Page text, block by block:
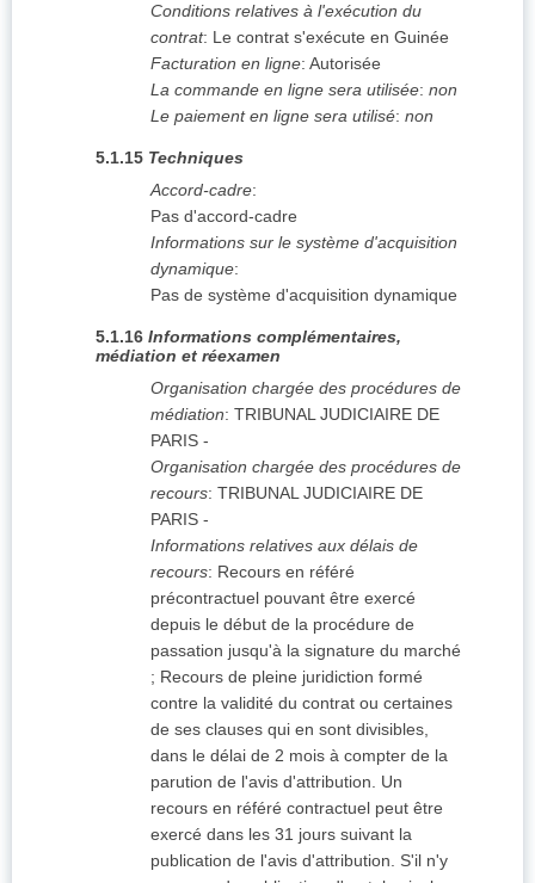
Conditions relatives à l'exécution du
contrat: Le contrat s'exécute en Guinée
Facturation en ligne: Autorisée
La commande en ligne sera utilisée: non
Le paiement en ligne sera utilisé: non
5.1.15 Techniques
Accord-cadre:
Pas d'accord-cadre
Informations sur le système d'acquisition
dynamique:
Pas de système d'acquisition dynamique
5.1.16 Informations complémentaires,
médiation et réexamen
Organisation chargée des procédures de
médiation: TRIBUNAL JUDICIAIRE DE
PARIS -
Organisation chargée des procédures de
recours: TRIBUNAL JUDICIAIRE DE
PARIS -
Informations relatives aux délais de
recours: Recours en référé
précontractuel pouvant être exercé
depuis le début de la procédure de
passation jusqu'à la signature du marché
; Recours de pleine juridiction formé
contre la validité du contrat ou certaines
de ses clauses qui en sont divisibles,
dans le délai de 2 mois à compter de la
parution de l'avis d'attribution. Un
recours en référé contractuel peut être
exercé dans les 31 jours suivant la
publication de l'avis d'attribution. S'il n'y